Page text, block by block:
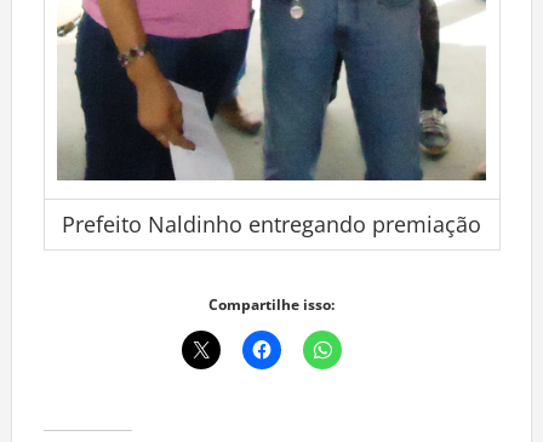
Prefeito Naldinho entregando premiação
Compartilhe isso: